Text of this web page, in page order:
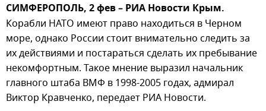
СИМФЕРОПОЛЬ, 2 фев – РИА Новости Крым.
Корабли НАТО имеют право находиться в Черном
море, однако России стоит внимательно следить за
их действиями и постараться сделать их пребывание
некомфортным. Такое мнение выразил начальник
главного штаба ВМФ в 1998-2005 годах, адмирал
Виктор Кравченко, передает РИА Новости.